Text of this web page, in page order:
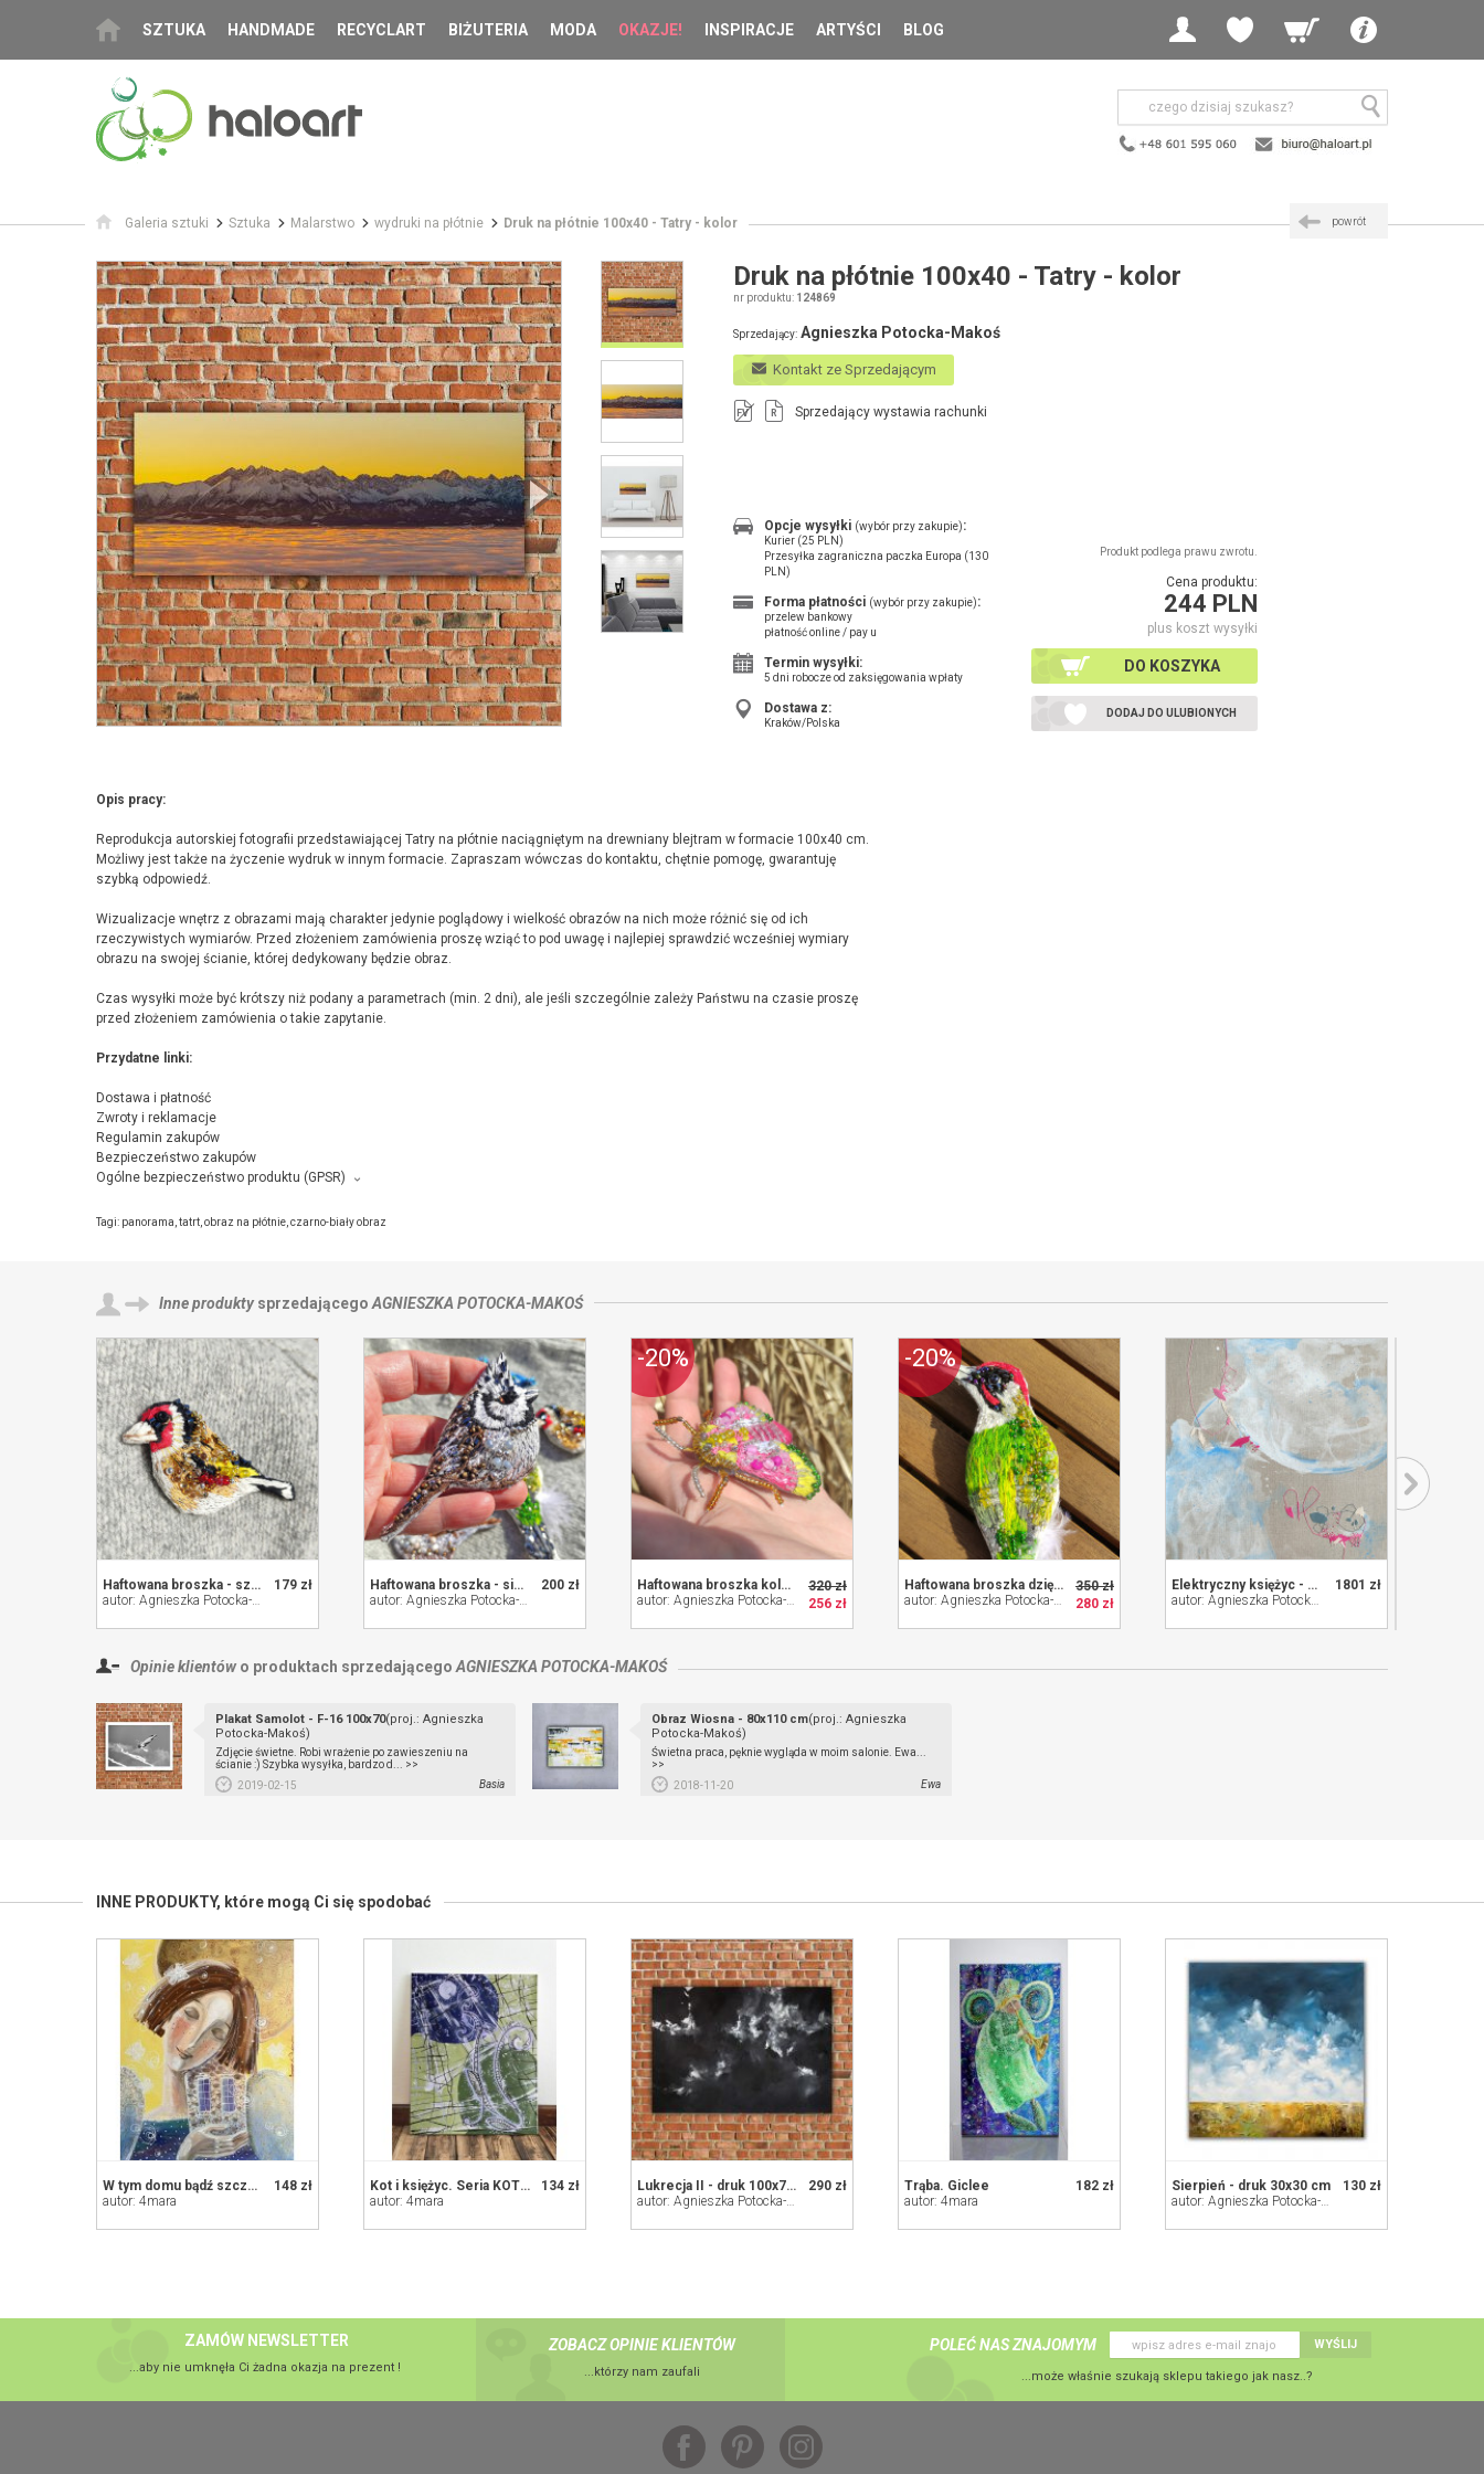
SZTUKA HANDMADE RECYCLART BIŻUTERIA MODA OKAZJE! INSPIRACJE ARTYŚCI BLOG
Galeria sztuki Sztuka Malarstwo wydruki na płótnie Druk na płótnie 100x40 - Tatry - kolor powrót
Druk na płótnie 100x40 - Tatry - kolor
nr produktu: 124869
Sprzedający: Agnieszka Potocka-Makoś
Kontakt ze Sprzedającym
FV R Sprzedający wystawia rachunki
Produkt podlega prawu zwrotu.
Cena produktu:
244 PLN
plus koszt wysyłki
DO KOSZYKA
DODAJ DO ULUBIONYCH
Opcje wysyłki (wybór przy zakupie):
Kurier (25 PLN)
Przesyłka zagraniczna paczka Europa (130
PLN)
Forma płatności (wybór przy zakupie):
przelew bankowy
płatność online / pay u
Termin wysyłki:
5 dni robocze od zaksięgowania wpłaty
Dostawa z:
Kraków/Polska
Opis pracy:
Reprodukcja autorskiej fotografii przedstawiającej Tatry na płótnie naciągniętym na drewniany blejtram w formacie 100x40 cm.
Możliwy jest także na życzenie wydruk w innym formacie. Zapraszam wówczas do kontaktu, chętnie pomogę, gwarantuję
szybką odpowiedź.
Wizualizacje wnętrz z obrazami mają charakter jedynie poglądowy i wielkość obrazów na nich może różnić się od ich
rzeczywistych wymiarów. Przed złożeniem zamówienia proszę wziąć to pod uwagę i najlepiej sprawdzić wcześniej wymiary
obrazu na swojej ścianie, której dedykowany będzie obraz.
Czas wysyłki może być krótszy niż podany a parametrach (min. 2 dni), ale jeśli szczególnie zależy Państwu na czasie proszę
przed złożeniem zamówienia o takie zapytanie.
Przydatne linki:
Dostawa i płatność
Zwroty i reklamacje
Regulamin zakupów
Bezpieczeństwo zakupów
Ogólne bezpieczeństwo produktu (GPSR)
pracownia ARCHAMA Agnieszka Potocka-Makoś, ul.Melchiora Wańkowicza 18, 23-400 Biłgoraj,
Tagi: panorama tatrt obraz na płótnie czarno-biały obraz
Inne produktysprzedającego AGNIESZKA POTOCKA-MAKOŚ
179 zł
Haftowana broszka - szczygieł
autor: Agnieszka Potocka-Makoś
200 zł
Haftowana broszka - sikorka czubatka
autor: Agnieszka Potocka-Makoś
320 zł
256 zł
Haftowana broszka kolorowa ćma
autor: Agnieszka Potocka-Makoś
-20%
350 zł
280 zł
Haftowana broszka dzięcioł zielony
autor: Agnieszka Potocka-Makoś
-20%
1801 zł
Elektryczny księżyc - haft obraz abstrakcja
autor: Agnieszka Potocka-Makoś
Opinie klientów o produktach sprzedającego AGNIESZKA POTOCKA-MAKOŚ
Plakat Samolot - F-16 100x70(proj.: Agnieszka
Potocka-Makoś)
Zdjęcie świetne. Robi wrażenie po zawieszeniu na
ścianie :) Szybka wysyłka, bardzo d... >>
2019-02-15
Basia
Obraz Wiosna - 80x110 cm(proj.: Agnieszka
Potocka-Makoś)
Świetna praca, pęknie wygląda w moim salonie. Ewa...
>>
2018-11-20
Ewa
INNE PRODUKTY, które mogą Ci się spodobać
148 zł
W tym domu bądź szczęśliwy każdego dnia. Giclee
autor: 4mara
134 zł
Kot i księżyc. Seria KOTY. Giclee
autor: 4mara
290 zł
Lukrecja II - druk 100x70 cm
autor: Agnieszka Potocka-Makoś
182 zł
Trąba. Giclee
autor: 4mara
130 zł
Sierpień - druk 30x30 cm
autor: Agnieszka Potocka-Makoś
ZAMÓW NEWSLETTER
...aby nie umknęła Ci żadna okazja na prezent !
ZOBACZ OPINIE KLIENTÓW
...którzy nam zaufali
POLEĆ NAS ZNAJOMYM WYŚLIJ
...może właśnie szukają sklepu takiego jak nasz..?